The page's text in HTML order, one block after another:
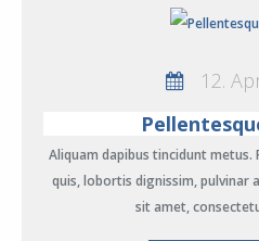
12.
Aliquam dapibus tincidunt
quis, lobortis dignissim, pulvinar
sit amet,